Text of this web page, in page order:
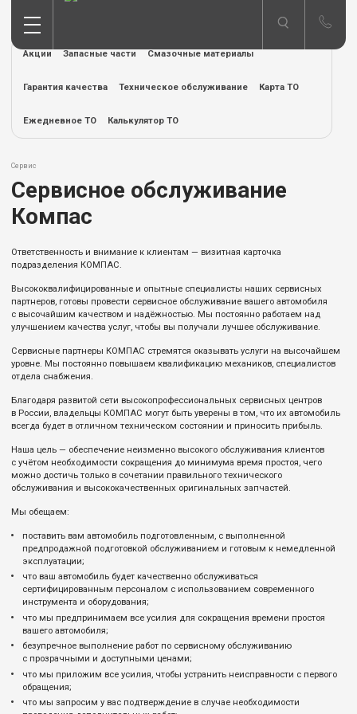
Акции Запасные части Смазочные материалы
Гарантия качества Техническое обслуживание Карта ТО
Ежедневное ТО Калькулятор ТО
Сервис
Сервисное обслуживание
Компас
Ответственность и внимание к клиентам — визитная карточка
подразделения КОМПАС.
Высококвалифицированные и опытные специалисты наших сервисных
партнеров, готовы провести сервисное обслуживание вашего автомобиля
с высочайшим качеством и надёжностью. Мы постоянно работаем над
улучшением качества услуг, чтобы вы получали лучшее обслуживание.
Сервисные партнеры КОМПАС стремятся оказывать услуги на высочайшем
уровне. Мы постоянно повышаем квалификацию механиков, специалистов
отдела снабжения.
Благодаря развитой сети высокопрофессиональных сервисных центров
в России, владельцы КОМПАС могут быть уверены в том, что их автомобиль
всегда будет в отличном техническом состоянии и приносить прибыль.
Наша цель — обеспечение неизменно высокого обслуживания клиентов
с учётом необходимости сокращения до минимума время простоя, чего
можно достичь только в сочетании правильного технического
обслуживания и высококачественных оригинальных запчастей.
Мы обещаем:
поставить вам автомобиль подготовленным, с выполненной
предпродажной подготовкой обслуживанием и готовым к немедленной
эксплуатации;
что ваш автомобиль будет качественно обслуживаться
сертифицированным персоналом с использованием современного
инструмента и оборудования;
что мы предпринимаем все усилия для сокращения времени простоя
вашего автомобиля;
безупречное выполнение работ по сервисному обслуживанию
с прозрачными и доступными ценами;
что мы приложим все усилия, чтобы устранить неисправности с первого
обращения;
что мы запросим у вас подтверждение в случае необходимости